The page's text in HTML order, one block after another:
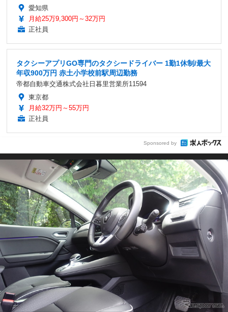
愛知県
月給25万9,300円～32万円
正社員
タクシーアプリGO専門のタクシードライバー 1勤1休制/最大
年収900万円 赤土小学校前駅周辺勤務
帝都自動車交通株式会社日暮里営業所11594
東京都
月給32万円～55万円
正社員
Sponsored by